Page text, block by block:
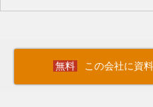
この会社に資